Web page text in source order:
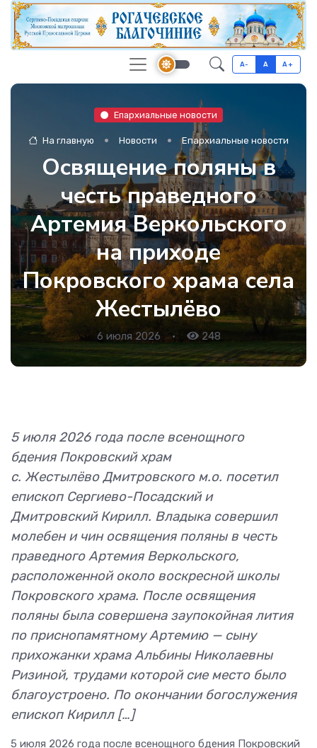
A- A A+
Епархиальные новости
На главную Новости Епархиальные новости
Освящение поляны в
честь праведного
Артемия Веркольского
на приходе
Покровского храма села
Жестылёво
6 июля 2026 • 248
5 июля 2026 года после всенощного
бдения Покровский храм
с. Жестылёво Дмитровского м.о. посетил
епископ Сергиево-Посадский и
Дмитровский Кирилл. Владыка совершил
молебен и чин освящения поляны в честь
праведного Артемия Веркольского,
расположенной около воскресной школы
Покровского храма. После освящения
поляны была совершена заупокойная лития
по приснопамятному Артемию — сыну
прихожанки храма Альбины Николаевны
Ризиной, трудами которой сие место было
благоустроено. По окончании богослужения
епископ Кирилл […]
5 июля 2026 года после всенощного бдения Покровский